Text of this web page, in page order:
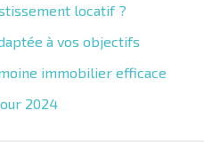
locatif ?
à vos objectifs
immobilier efficace
2024